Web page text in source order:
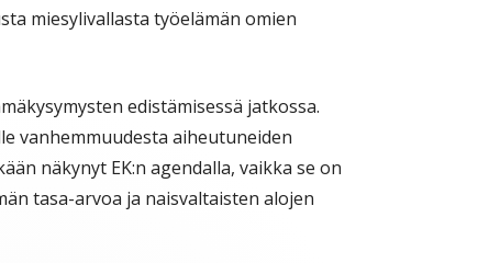
miesylivallasta työelämän omien
edistämisessä jatkossa.
vanhemmuudesta aiheutuneiden
näkynyt EK:n agendalla, vaikka se on
tasa-arvoa ja naisvaltaisten alojen